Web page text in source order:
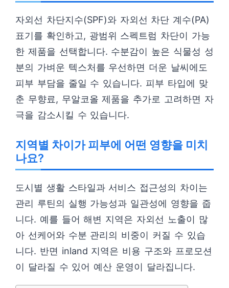
자외선 차단지수(SPF)와 자외선 차단 계수(PA)
표기를 확인하고, 광범위 스펙트럼 차단이 가능
한 제품을 선택합니다. 수분감이 높은 식물성 성
분의 가벼운 텍스처를 우선하면 더운 날씨에도
피부 부담을 줄일 수 있습니다. 피부 타입에 맞
춘 무향료, 무알코올 제품을 추가로 고려하면 자
극을 감소시킬 수 있습니다.
지역별 차이가 피부에 어떤 영향을 미치
나요?
도시별 생활 스타일과 서비스 접근성의 차이는
관리 루틴의 실행 가능성과 일관성에 영향을 줍
니다. 예를 들어 해변 지역은 자외선 노출이 많
아 선케어와 수분 관리의 비중이 커질 수 있습
니다. 반면 inland 지역은 비용 구조와 프로모션
이 달라질 수 있어 예산 운영이 달라집니다.